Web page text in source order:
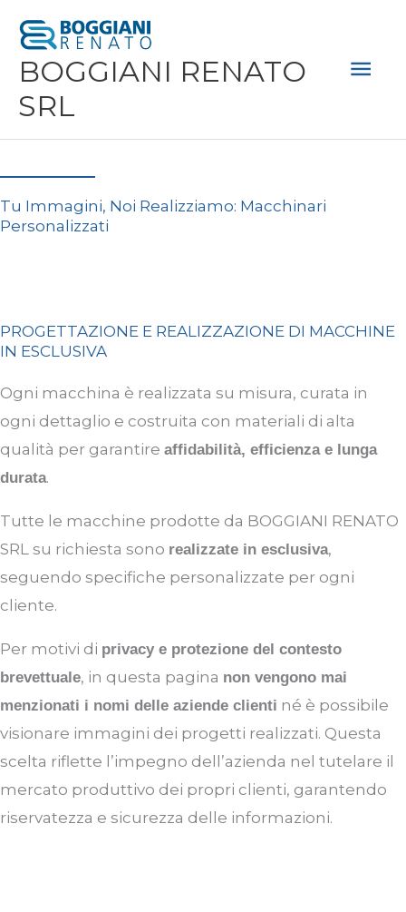
contenuto
BOGGIANI RENATO
SRL
Tu Immagini, Noi Realizziamo: Macchinari
Personalizzati
PROGETTAZIONE E REALIZZAZIONE DI MACCHINE
IN ESCLUSIVA
Ogni macchina è realizzata su misura, curata in
ogni dettaglio e costruita con materiali di alta
qualità per garantire affidabilità, efficienza e lunga
durata.
Tutte le macchine prodotte da BOGGIANI RENATO
SRL su richiesta sono realizzate in esclusiva,
seguendo specifiche personalizzate per ogni
cliente.
Per motivi di privacy e protezione del contesto
brevettuale, in questa pagina non vengono mai
menzionati i nomi delle aziende clienti né è possibile
visionare immagini dei progetti realizzati. Questa
scelta riflette l’impegno dell’azienda nel tutelare il
mercato produttivo dei propri clienti, garantendo
riservatezza e sicurezza delle informazioni.